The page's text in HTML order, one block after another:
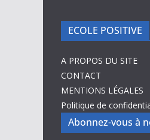
ECOLE POSITIVE
A PROPOS DU SITE
CONTACT
MENTIONS LÉGALES
Politique de
Abonnez-vous à